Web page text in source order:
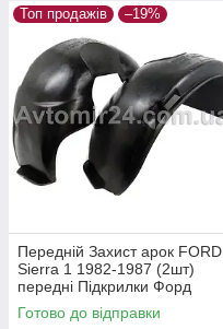
Топ продажів –19%
Передній Захист арок FORD
Sierra 1 1982-1987 (2шт)
передні Підкрилки Форд
Сієрра пара передніх
Готово до відправки